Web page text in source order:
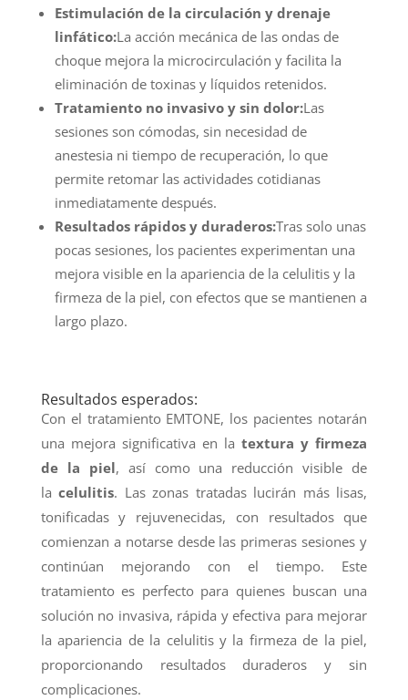
Estimulación de la circulación y drenaje
linfático:La acción mecánica de las ondas de
choque mejora la microcirculación y facilita la
eliminación de toxinas y líquidos retenidos.
Tratamiento no invasivo y sin dolor:Las
sesiones son cómodas, sin necesidad de
anestesia ni tiempo de recuperación, lo que
permite retomar las actividades cotidianas
inmediatamente después.
Resultados rápidos y duraderos:Tras solo unas
pocas sesiones, los pacientes experimentan una
mejora visible en la apariencia de la celulitis y la
firmeza de la piel, con efectos que se mantienen a
largo plazo.
Resultados esperados:
Con el tratamiento EMTONE, los pacientes notarán
una mejora significativa en latextura y firmeza
de la piel, así como una reducción visible de
lacelulitis. Las zonas tratadas lucirán más lisas,
tonificadas y rejuvenecidas, con resultados que
comienzan a notarse desde las primeras sesiones y
continúan mejorando con el tiempo. Este
tratamiento es perfecto para quienes buscan una
solución no invasiva, rápida y efectiva para mejorar
la apariencia de la celulitis y la firmeza de la piel,
proporcionando resultados duraderos y sin
complicaciones.